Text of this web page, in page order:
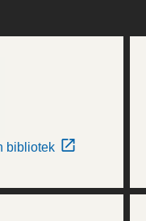
bibliotek